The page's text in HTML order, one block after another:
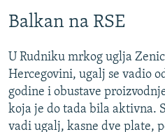
Balkan na RSE
U Rudniku mrkog uglja
Hercegovini, ugalj se vadio
godine i obustave
koja je do tada bila aktivna.
vadi ugalj, kasne dve plate,